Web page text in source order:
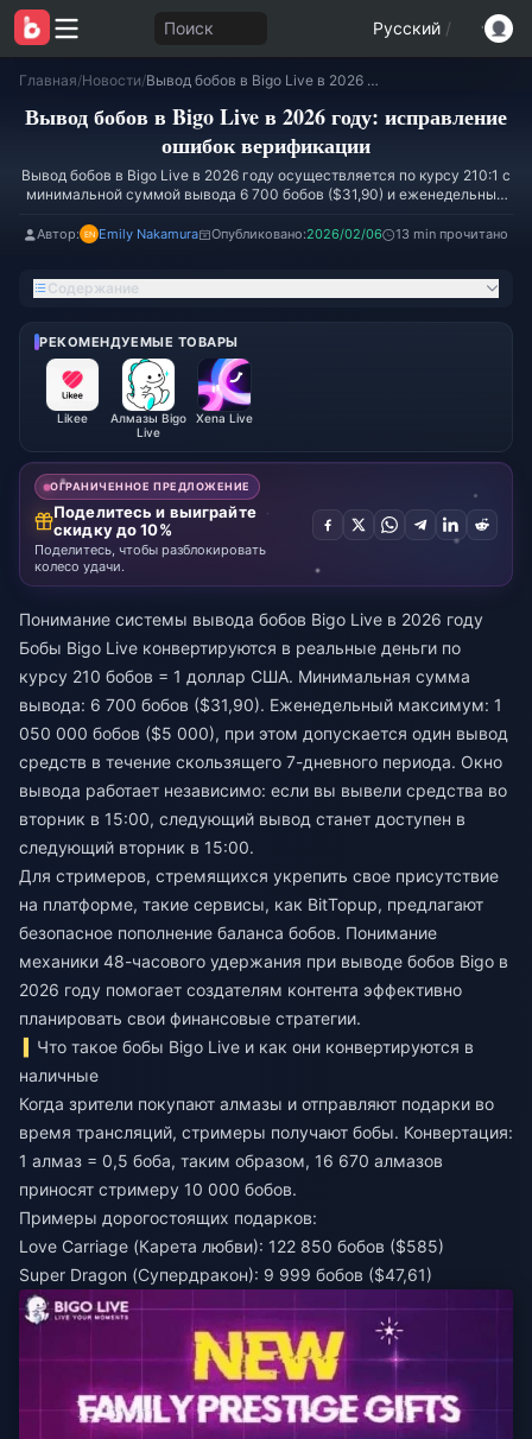
Поиск Русский /
Главная/Новости/ Вывод бобов в Bigo Live в 2026 году: исправление ошибок верификации
Вывод бобов в Bigo Live в 2026 году: исправление
ошибок верификации
Вывод бобов в Bigo Live в 2026 году осуществляется по курсу 210:1 с
минимальной суммой вывода 6 700 бобов ($31,90) и еженедельным
проходят обязательную 48-часовую проверку безопасности, прежде
более крупных выплат. Главная проблема: 40% запросов на вывод
Автор: Emily Nakamura Опубликовано:2026/02/06 13 min прочитано
Содержание
РЕКОМЕНДУЕМЫЕ ТОВАРЫ
Likee
Алмазы Bigo
Live
Xena Live
ОГРАНИЧЕННОЕ ПРЕДЛОЖЕНИЕ
Поделитесь и выиграйте
скидку до 10%
Поделитесь, чтобы разблокировать
колесо удачи.
Понимание системы вывода бобов Bigo Live в 2026 году
Бобы Bigo Live конвертируются в реальные деньги по
курсу 210 бобов = 1 доллар США. Минимальная сумма
вывода: 6 700 бобов ($31,90). Еженедельный максимум: 1
050 000 бобов ($5 000), при этом допускается один вывод
средств в течение скользящего 7-дневного периода. Окно
вывода работает независимо: если вы вывели средства во
вторник в 15:00, следующий вывод станет доступен в
следующий вторник в 15:00.
Для стримеров, стремящихся укрепить свое присутствие
на платформе, такие сервисы, как BitTopup, предлагают
безопасное пополнение баланса бобов. Понимание
механики 48-часового удержания при выводе бобов Bigo в
2026 году помогает создателям контента эффективно
планировать свои финансовые стратегии.
Что такое бобы Bigo Live и как они конвертируются в
наличные
Когда зрители покупают алмазы и отправляют подарки во
время трансляций, стримеры получают бобы. Конвертация:
1 алмаз = 0,5 боба, таким образом, 16 670 алмазов
приносят стримеру 10 000 бобов.
Примеры дорогостоящих подарков:
Love Carriage (Карета любви): 122 850 бобов ($585)
Super Dragon (Супердракон): 9 999 бобов ($47,61)